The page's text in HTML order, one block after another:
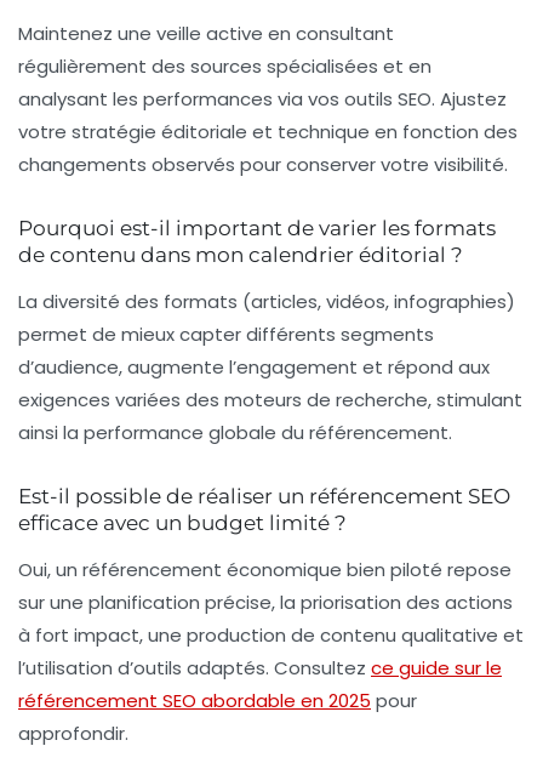
Maintenez une veille active en consultant
régulièrement des sources spécialisées et en
analysant les performances via vos outils SEO. Ajustez
votre stratégie éditoriale et technique en fonction des
changements observés pour conserver votre visibilité.
Pourquoi est-il important de varier les formats
de contenu dans mon calendrier éditorial ?
La diversité des formats (articles, vidéos, infographies)
permet de mieux capter différents segments
d’audience, augmente l’engagement et répond aux
exigences variées des moteurs de recherche, stimulant
ainsi la performance globale du référencement.
Est-il possible de réaliser un référencement SEO
efficace avec un budget limité ?
Oui, un référencement économique bien piloté repose
sur une planification précise, la priorisation des actions
à fort impact, une production de contenu qualitative et
l’utilisation d’outils adaptés. Consultez ce guide sur le
référencement SEO abordable en 2025 pour
approfondir.